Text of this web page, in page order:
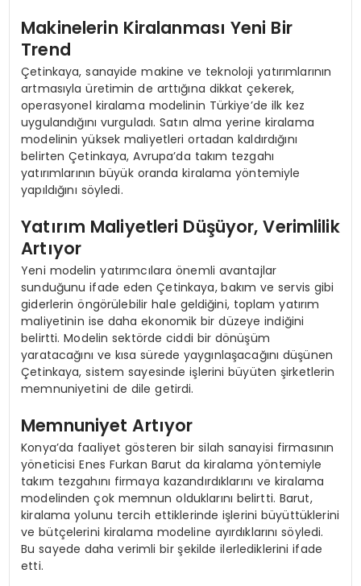
Makinelerin Kiralanması Yeni Bir
Trend
Çetinkaya, sanayide makine ve teknoloji yatırımlarının
artmasıyla üretimin de arttığına dikkat çekerek,
operasyonel kiralama modelinin Türkiye’de ilk kez
uygulandığını vurguladı. Satın alma yerine kiralama
modelinin yüksek maliyetleri ortadan kaldırdığını
belirten Çetinkaya, Avrupa’da takım tezgahı
yatırımlarının büyük oranda kiralama yöntemiyle
yapıldığını söyledi.
Yatırım Maliyetleri Düşüyor, Verimlilik
Artıyor
Yeni modelin yatırımcılara önemli avantajlar
sunduğunu ifade eden Çetinkaya, bakım ve servis gibi
giderlerin öngörülebilir hale geldiğini, toplam yatırım
maliyetinin ise daha ekonomik bir düzeye indiğini
belirtti. Modelin sektörde ciddi bir dönüşüm
yaratacağını ve kısa sürede yaygınlaşacağını düşünen
Çetinkaya, sistem sayesinde işlerini büyüten şirketlerin
memnuniyetini de dile getirdi.
Memnuniyet Artıyor
Konya’da faaliyet gösteren bir silah sanayisi firmasının
yöneticisi Enes Furkan Barut da kiralama yöntemiyle
takım tezgahını firmaya kazandırdıklarını ve kiralama
modelinden çok memnun olduklarını belirtti. Barut,
kiralama yolunu tercih ettiklerinde işlerini büyüttüklerini
ve bütçelerini kiralama modeline ayırdıklarını söyledi.
Bu sayede daha verimli bir şekilde ilerlediklerini ifade
etti.